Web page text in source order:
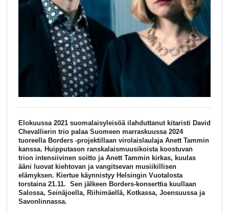
Elokuussa 2021 suomalaisyleisöä ilahduttanut kitaristi David
Chevallierin trio palaa Suomeen marraskuussa 2024
tuoreella Borders -projektillaan virolaislaulaja Anett Tammin
kanssa. Huipputason ranskalaismuusikoista koostuvan
trion intensiivinen soitto ja Anett Tammin kirkas, kuulas
ääni luovat kiehtovan ja vangitsevan musiikillisen
elämyksen. Kiertue käynnistyy Helsingin Vuotalosta
torstaina 21.11. Sen jälkeen Borders-konserttia kuullaan
Salossa, Seinäjoella, Riihimäellä, Kotkassa, Joensuussa ja
Savonlinnassa.